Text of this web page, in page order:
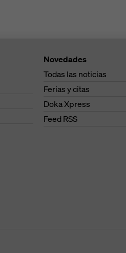
Novedades
Todas las noticias
Ferias y citas
Doka Xpress
Feed RSS